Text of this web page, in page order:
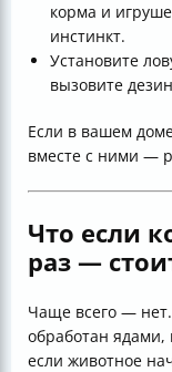
корма и
инстинкт.
Установите
вызовите
Если в вашем
вместе с ними —
Что если
раз —
Чаще всего —
обработан ядами,
если животное